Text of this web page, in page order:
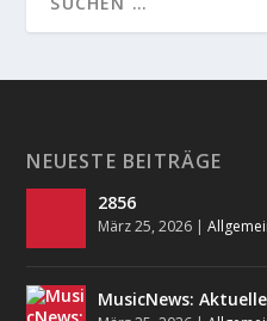
NEUESTE BEITRÄGE
2856
März 25, 2026 |
MusicNews: